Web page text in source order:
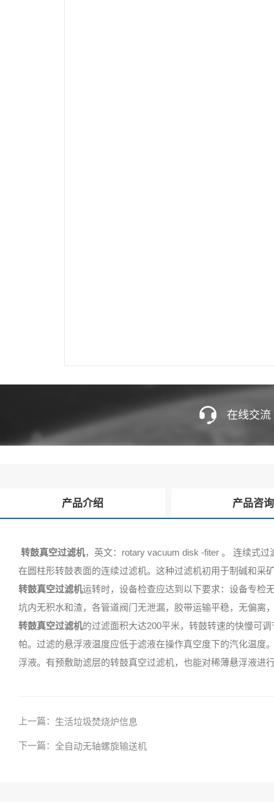
在线交流
产品介绍 产品咨询
转鼓真空过滤机，英文：rotary vacuum disk -fiter 。 连续式
在圆柱形转鼓表面的连续过滤机。这种过滤机初用于制碱和采
转鼓真空过滤机运转时，设备检查应达到以下要求：设备专检
坑内无积水和渣，各管道阀门无泄漏，胶带运输平稳，无偏离
转鼓真空过滤机的过滤面积大达200平米，转鼓转速的快慢可
帕。过滤的悬浮液温度应低于滤液在操作真空度下的汽化温
浮液。有预敷助滤层的转鼓真空过滤机，也能对稀薄悬浮液进
上一篇： 生活垃圾焚烧炉信息
下一篇： 全自动无轴螺旋输送机